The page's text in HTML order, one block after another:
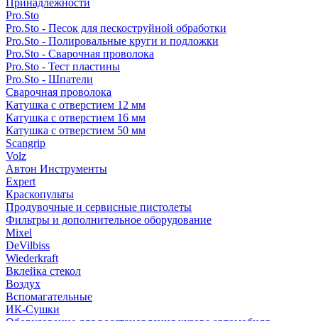
Принадлежности
Pro.Sto
Pro.Sto - Песок для пескоструйной обработки
Pro.Sto - Полировальные круги и подложки
Pro.Sto - Сварочная проволока
Pro.Sto - Тест пластины
Pro.Sto - Шпатели
Сварочная проволока
Катушка с отверстием 12 мм
Катушка с отверстием 16 мм
Катушка с отверстием 50 мм
Scangrip
Volz
Автон Инструменты
Expert
Краскопульты
Продувочные и сервисные пистолеты
Фильтры и дополнительное оборудование
Mixel
DeVilbiss
Wiederkraft
Вклейка стекол
Воздух
Вспомагательные
ИК-Сушки